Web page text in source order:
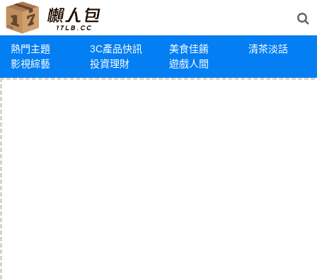
熱門主題 3C產品快訊 美食佳餚
清茶淡話
影視綜藝
投資理財 遊戲人間